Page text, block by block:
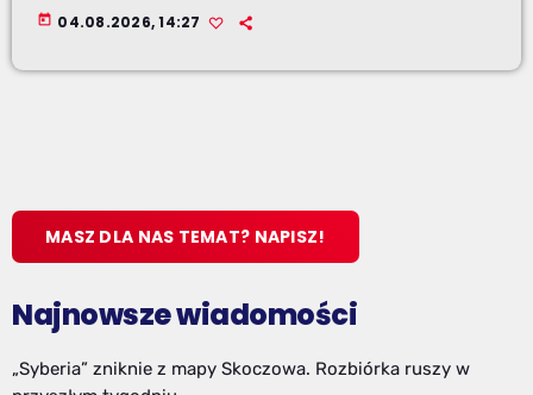
today 04.08.2026, 14:27
MASZ DLA NAS TEMAT? NAPISZ!
Najnowsze wiadomości
„Syberia” zniknie z mapy Skoczowa. Rozbiórka ruszy w